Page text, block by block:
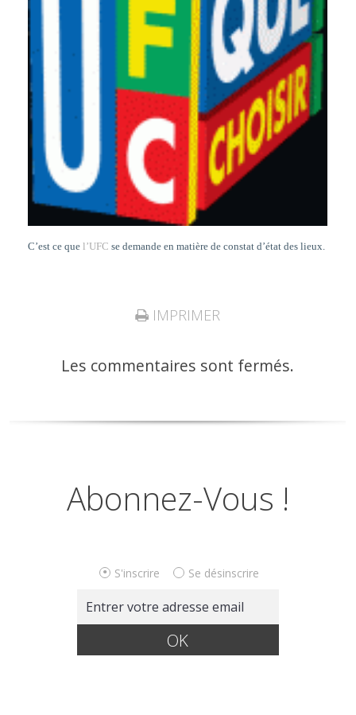
C’est ce que l’UFC se demande en matière de constat d’état des lieux.
IMPRIMER
Les commentaires sont fermés.
Abonnez-Vous !
S'inscrire Se désinscrire